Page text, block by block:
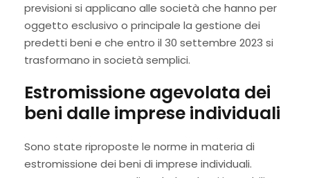
previsioni si applicano alle società che hanno per
oggetto esclusivo o principale la gestione dei
predetti beni e che entro il 30 settembre 2023 si
trasformano in società semplici.
Estromissione agevolata dei
beni dalle imprese individuali
Sono state riproposte le norme in materia di
estromissione dei beni di imprese individuali.